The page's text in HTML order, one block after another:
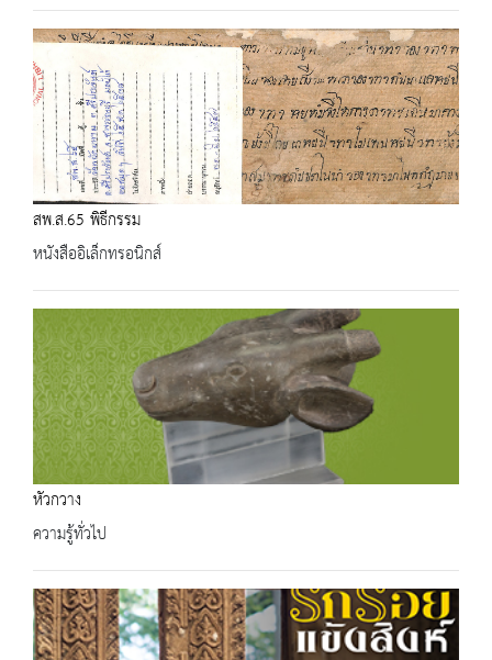
สพ.ส.65 พิธีกรรม
หนังสืออิเล็กทรอนิกส์
หัวกวาง
ความรู้ทั่วไป